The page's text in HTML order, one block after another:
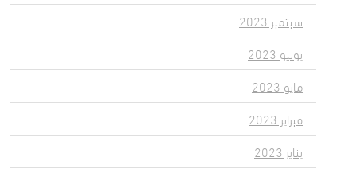
سبتمبر 2023
يوليو 2023
مايو 2023
فبراير 2023
يناير 2023